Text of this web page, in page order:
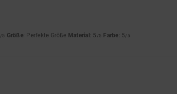
/5 Größe: Perfekte Größe Material : 5 /5 Farbe: 5/5